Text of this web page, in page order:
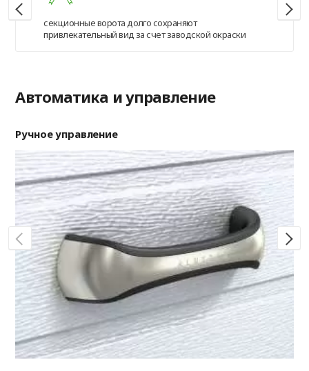
секционные ворота долго сохраняют
привлекательный вид за счет заводской окраски
Автоматика и управление
Ручное управление